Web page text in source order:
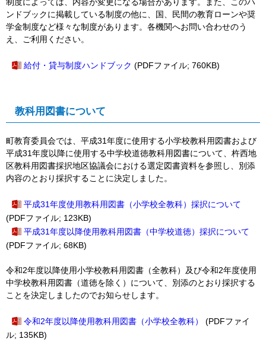
ンドブックに掲載している制度の他に、国、民間の教育ローンや奨
学金制度など様々な制度があります。各機関へお問い合わせのう
え、ご利用ください。
給付・貸与制度ハンドブック (PDFファイル; 760KB)
教科用図書について
町教育委員会では、平成31年度に使用する小学校教科用図書および
平成31年度以降に使用する中学校道徳教科用図書について、杵西地
区教科用図書採択地区協議会における選定図書資料を参照し、別添
内容のとおり採択することに決定しました。
平成31年度使用教科用図書（小学校全教科）採択について
(PDFファイル; 123KB)
平成31年度以降使用教科用図書（中学校道徳）採択について
(PDFファイル; 68KB)
令和2年度以降使用小学校教科用図書（全教科）及び令和2年度使用
中学校教科用図書（道徳を除く）について、別添のとおり採択する
ことを決定しましたのでお知らせします。
令和2年度以降使用教科用図書（小学校全教科）
(PDFファイ
ル; 135KB)